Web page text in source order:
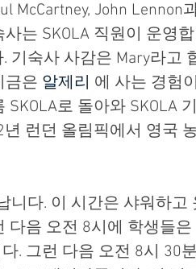
McCartney, John Lennon
는 SKOLA 직원이 운영
기숙사 사감은 Mary라고
금은 알제리 에 사는 경험
로 돌아와 SKOLA
런던 올림픽에서 영국
니다. 이 시간은 샤워하고
다음 오전 8시에 학생들
. 그런 다음 오전 8시 30